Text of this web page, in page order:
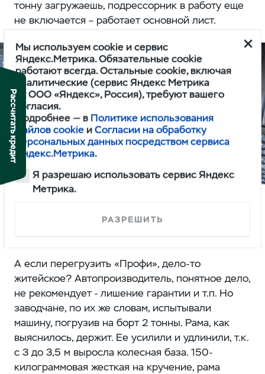
тонну загружаешь, подрессорник в работу еще
не включается – работает основной лист.
А если перегрузить «Профи», дело-то
житейское? Автопроизводитель, понятное дело,
не рекомендует - лишение гарантии и т.п. Но
заводчане, по их же словам, испытывали
машину, погрузив на борт 2 тонны. Рама, как
выяснилось, держит. Ее усилили и удлинили, т.к.
с 3 до 3,5 м выросла колесная база. 150-
килограммовая жесткая на кручение, рама
Мы используем cookie и сервис
Яндекс.Метрика. Обязательные cookie
работают всегда. Остальные cookie, включая
аналитические (сервис Яндекс Метрика
от ООО «Яндекс», Россия), требуют вашего
согласия.
Подробнее — в Политике использования
файлов cookie иСогласии на обработку
персональных данных посредством сервиса
Яндекс.Метрика.
Я разрешаю использовать сервис Яндекс
Метрика.
РАЗРЕШИТЬ
Рассчитать кредит